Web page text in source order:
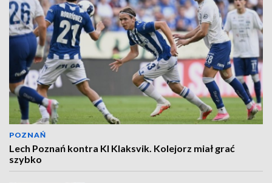
POZNAŃ
Lech Poznań kontra KI Klaksvik. Kolejorz miał grać
szybko